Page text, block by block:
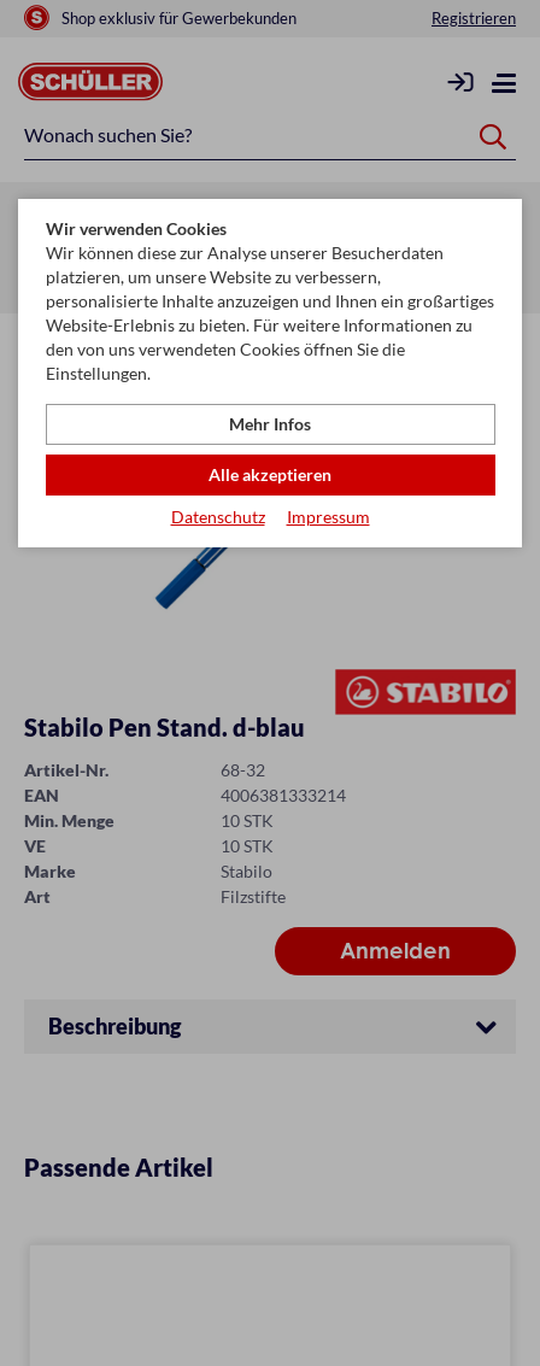
Shop exklusiv für Gewerbekunden Registrieren
Startseite Schule & Büro
Schreiben, Zeichnen & Korrigieren
Faserschreiber
Stabilo Pen Stand. d-blau
Artikel-Nr.
68-32
EAN
4006381333214
Min. Menge
10 STK
VE
10 STK
Marke
Stabilo
Art
Filzstifte
Beschreibung
Passende Artikel
Wir verwenden Cookies
Wir können diese zur Analyse unserer Besucherdaten
platzieren, um unsere Website zu verbessern,
personalisierte Inhalte anzuzeigen und Ihnen ein großartiges
Website-Erlebnis zu bieten. Für weitere Informationen zu
den von uns verwendeten Cookies öffnen Sie die
Einstellungen.
Mehr Infos
Alle akzeptieren
Datenschutz Impressum